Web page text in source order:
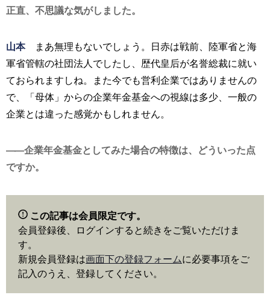
正直、不思議な気がしました。
山本まあ無理もないでしょう。日赤は戦前、陸軍省と海
軍省管轄の社団法人でしたし、歴代皇后が名誉総裁に就い
ておられますしね。また今でも営利企業ではありませんの
で、「母体」からの企業年金基金への視線は多少、一般の
企業とは違った感覚かもしれません。
企業年金基金としてみた場合の特徴は、どういった点
ですか。
この記事は会員限定です。
会員登録後、ログインすると続きをご覧いただけま
す。
新規会員登録は画面下の登録フォームに必要事項をご
記入のうえ、登録してください。